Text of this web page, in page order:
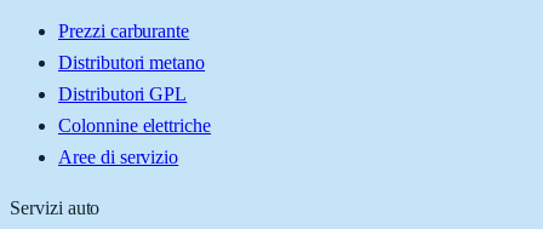
Prezzi carburante
Distributori metano
Distributori GPL
Colonnine elettriche
Aree di servizio
Servizi auto